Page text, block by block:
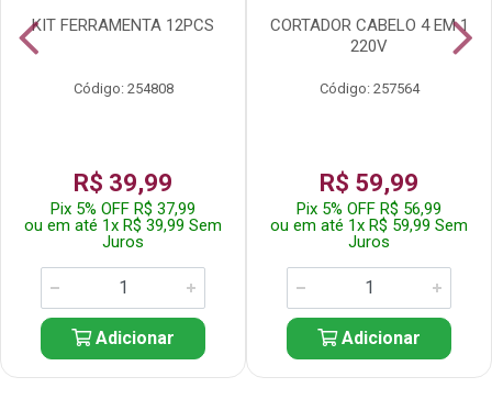
KIT FERRAMENTA 12PCS
Código: 254808
R$ 39,99
Pix 5% OFF R$ 37,99
ou em até 1x R$ 39,99 Sem
Juros
Adicionar
CORTADOR CABELO 4 EM 1
220V
Código: 257564
R$ 59,99
Pix 5% OFF R$ 56,99
ou em até 1x R$ 59,99 Sem
Juros
Adicionar